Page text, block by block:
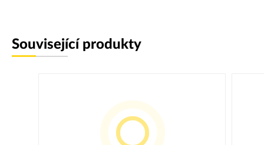
Související produkty